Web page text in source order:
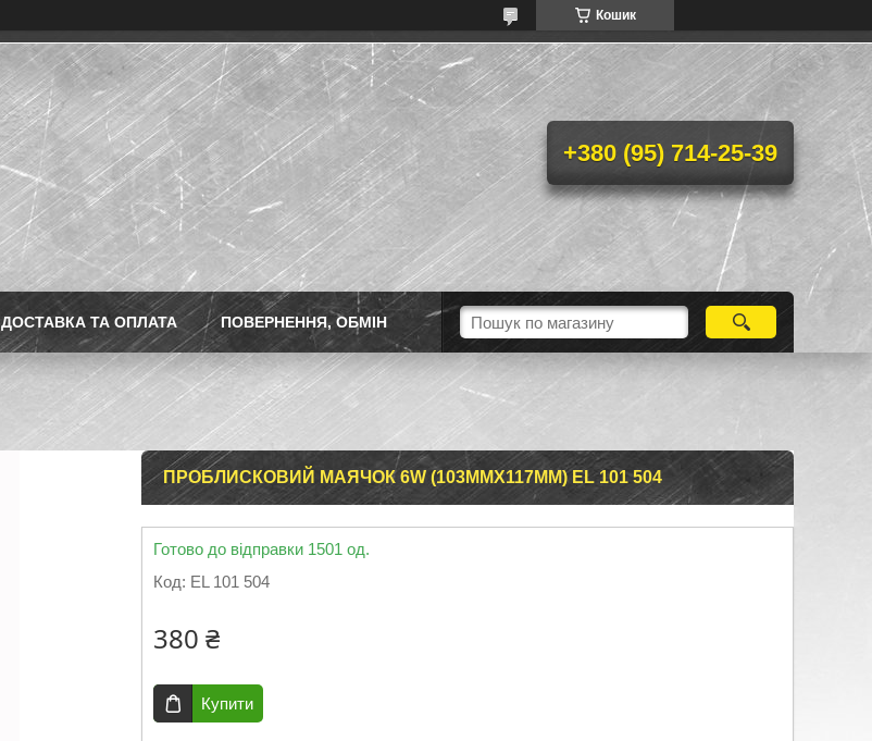
Кошик
+380 (95) 714-25-39
ДОСТАВКА ТА ОПЛАТА ПОВЕРНЕННЯ, ОБМІН
ПРОБЛИСКОВИЙ МАЯЧОК 6W (103ММХ117ММ) EL 101 504
Готово до відправки 1501 од.
Код: EL 101 504
380 ₴
Купити